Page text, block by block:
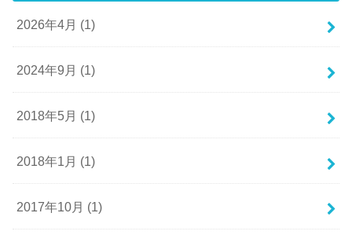
2026年4月 (1)
2024年9月 (1)
2018年5月 (1)
2018年1月 (1)
2017年10月 (1)